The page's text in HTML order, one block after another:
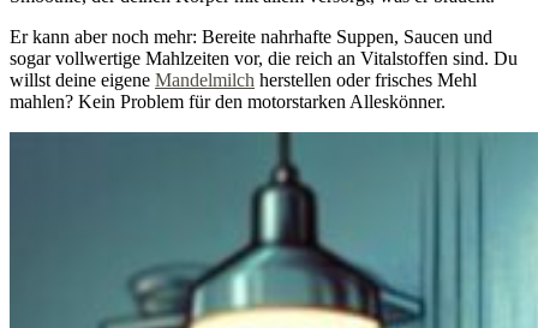
Er kann aber noch mehr: Bereite nahrhafte Suppen, Saucen und
sogar vollwertige Mahlzeiten vor, die reich an Vitalstoffen sind. Du
willst deine eigene Mandelmilch herstellen oder frisches Mehl
mahlen? Kein Problem für den motorstarken Alleskönner.